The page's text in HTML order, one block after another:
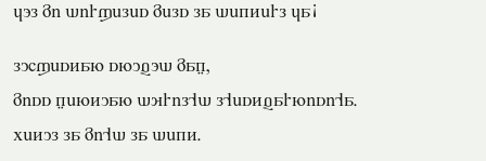
jol mi dirxeles mels la dekterl ja!
luhxestan snuvod mag,
miss gentuan dyril'd l'estvarnisi'a.
petul la mi'd la dekt.